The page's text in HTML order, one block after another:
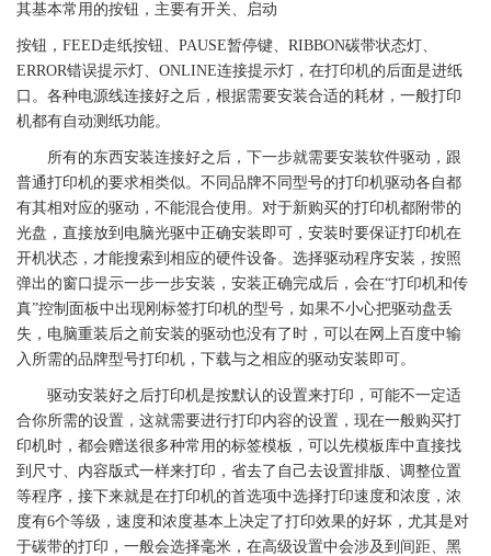
其基本常用的按钮，主要有开关、启动
按钮，FEED走纸按钮、PAUSE暂停键、RIBBON碳带状态灯、
ERROR错误提示灯、ONLINE连接提示灯，在打印机的后面是进纸
口。各种电源线连接好之后，根据需要安装合适的耗材，一般打印
机都有自动测纸功能。
所有的东西安装连接好之后，下一步就需要安装软件驱动，跟
普通打印机的要求相类似。不同品牌不同型号的打印机驱动各自都
有其相对应的驱动，不能混合使用。对于新购买的打印机都附带的
光盘，直接放到电脑光驱中正确安装即可，安装时要保证打印机在
开机状态，才能搜索到相应的硬件设备。选择驱动程序安装，按照
弹出的窗口提示一步一步安装，安装正确完成后，会在“打印机和传
真”控制面板中出现刚 标签打印机的型号，如果不小心把驱动盘丢
失，电脑重装后之前安装的驱动也没有了时，可以在网上百度中输
入所需的品牌型号打印机 ，下载与之相应的驱动安装即可。
驱动安装好之后打印机是按默认的设置来打印，可能不一定适
合你所需的设置，这就需要进行打印内容的设置，现在一般购买打
印机时，都会赠送很多种常用的标签模板，可以先模板库中直接找
到尺寸、内容版式一样来打印，省去了自己去设置排版、调整位置
等程序，接下来就是在打印机的首选项中选择打印速度和浓度，浓
度有6个等级，速度和浓度基本上决定了打印效果的好坏，尤其是对
于碳带的打印，一般会选择毫米，在高级设置中会涉及到间距、黑